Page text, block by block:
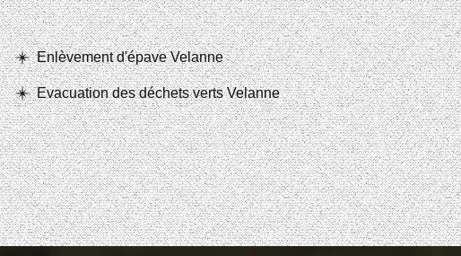
Enlèvement d'épave Velanne
Evacuation des déchets verts Velanne